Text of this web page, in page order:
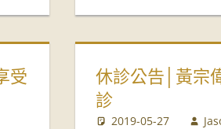
受
休診公告│黃宗
診
2019-05-27